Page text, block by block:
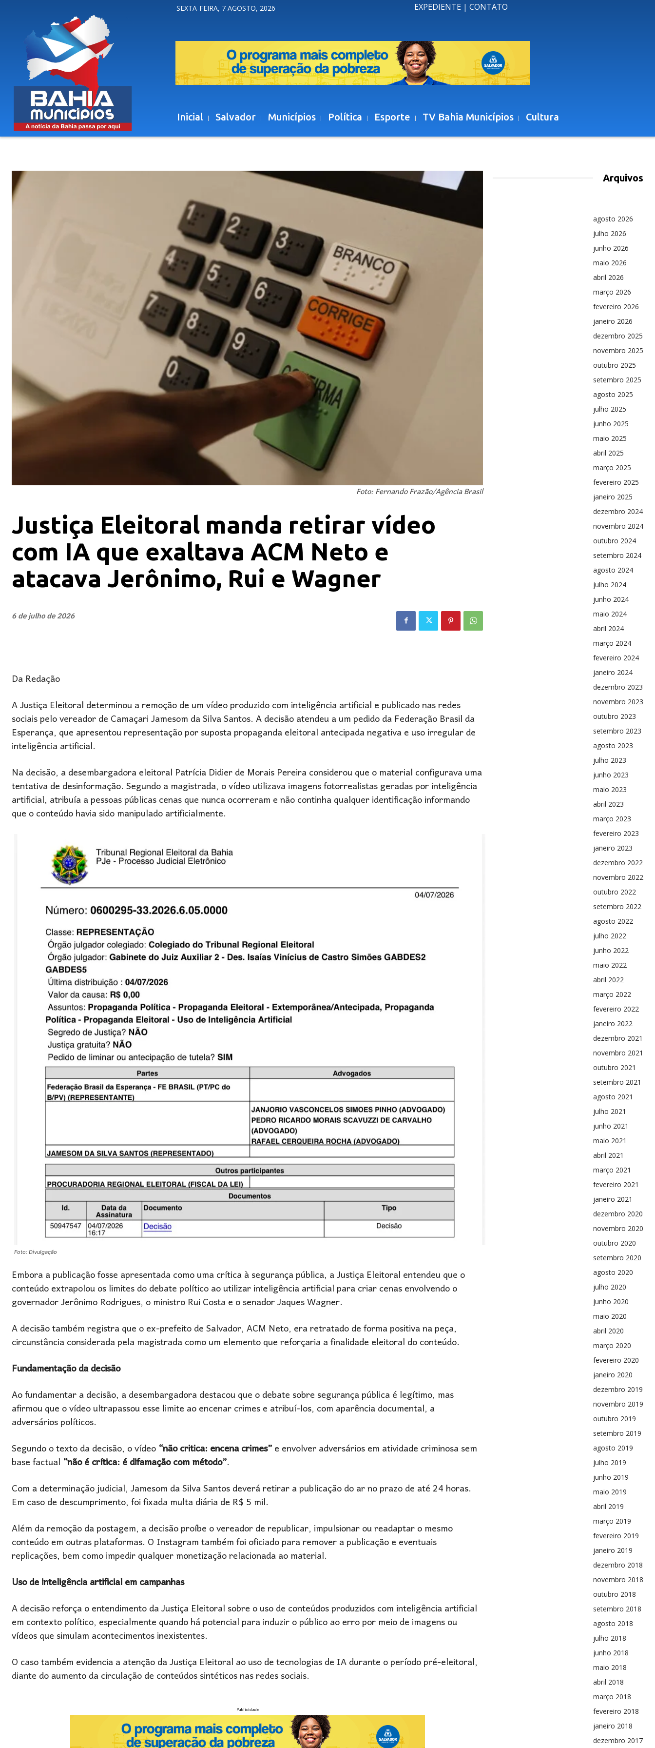
SEXTA-FEIRA, 7 AGOSTO, 2026 EXPEDIENTE | CONTATO
Inicial Salvador Municípios Política Esporte TV Bahia Municípios Cultura
Foto: Fernando Frazão/Agência Brasil
Justiça Eleitoral manda retirar vídeo
com IA que exaltava ACM Neto e
atacava Jerônimo, Rui e Wagner
6 de julho de 2026
Da Redação
A Justiça Eleitoral determinou a remoção de um vídeo produzido com inteligência artificial e publicado nas redes
sociais pelo vereador de Camaçari Jamesom da Silva Santos. A decisão atendeu a um pedido da Federação Brasil da
Esperança, que apresentou representação por suposta propaganda eleitoral antecipada negativa e uso irregular de
inteligência artificial.
Na decisão, a desembargadora eleitoral Patrícia Didier de Morais Pereira considerou que o material configurava uma
tentativa de desinformação. Segundo a magistrada, o vídeo utilizava imagens fotorrealistas geradas por inteligência
artificial, atribuía a pessoas públicas cenas que nunca ocorreram e não continha qualquer identificação informando
que o conteúdo havia sido manipulado artificialmente.
Foto: Divulgação
Embora a publicação fosse apresentada como uma crítica à segurança pública, a Justiça Eleitoral entendeu que o
conteúdo extrapolou os limites do debate político ao utilizar inteligência artificial para criar cenas envolvendo o
governador Jerônimo Rodrigues, o ministro Rui Costa e o senador Jaques Wagner.
A decisão também registra que o ex-prefeito de Salvador, ACM Neto, era retratado de forma positiva na peça,
circunstância considerada pela magistrada como um elemento que reforçaria a finalidade eleitoral do conteúdo.
Fundamentação da decisão
Ao fundamentar a decisão, a desembargadora destacou que o debate sobre segurança pública é legítimo, mas
afirmou que o vídeo ultrapassou esse limite ao encenar crimes e atribuí-los, com aparência documental, a
adversários políticos.
Segundo o texto da decisão, o vídeo“não critica: encena crimes”e envolver adversários em atividade criminosa sem
base factual“não é crítica: é difamação com método”.
Com a determinação judicial, Jamesom da Silva Santos deverá retirar a publicação do ar no prazo de até 24 horas.
Em caso de descumprimento, foi fixada multa diária de R$ 5 mil.
Além da remoção da postagem, a decisão proíbe o vereador de republicar, impulsionar ou readaptar o mesmo
conteúdo em outras plataformas. O Instagram também foi oficiado para remover a publicação e eventuais
replicações, bem como impedir qualquer monetização relacionada ao material.
Uso de inteligência artificial em campanhas
A decisão reforça o entendimento da Justiça Eleitoral sobre o uso de conteúdos produzidos com inteligência artificial
em contexto político, especialmente quando há potencial para induzir o público ao erro por meio de imagens ou
vídeos que simulam acontecimentos inexistentes.
O caso também evidencia a atenção da Justiça Eleitoral ao uso de tecnologias de IA durante o período pré-eleitoral,
diante do aumento da circulação de conteúdos sintéticos nas redes sociais.
Publicidade
Arquivos
agosto 2026
julho 2026
junho 2026
maio 2026
abril 2026
março 2026
fevereiro 2026
janeiro 2026
dezembro 2025
novembro 2025
outubro 2025
setembro 2025
agosto 2025
julho 2025
junho 2025
maio 2025
abril 2025
março 2025
fevereiro 2025
janeiro 2025
dezembro 2024
novembro 2024
outubro 2024
setembro 2024
agosto 2024
julho 2024
junho 2024
maio 2024
abril 2024
março 2024
fevereiro 2024
janeiro 2024
dezembro 2023
novembro 2023
outubro 2023
setembro 2023
agosto 2023
julho 2023
junho 2023
maio 2023
abril 2023
março 2023
fevereiro 2023
janeiro 2023
dezembro 2022
novembro 2022
outubro 2022
setembro 2022
agosto 2022
julho 2022
junho 2022
maio 2022
abril 2022
março 2022
fevereiro 2022
janeiro 2022
dezembro 2021
novembro 2021
outubro 2021
setembro 2021
agosto 2021
julho 2021
junho 2021
maio 2021
abril 2021
março 2021
fevereiro 2021
janeiro 2021
dezembro 2020
novembro 2020
outubro 2020
setembro 2020
agosto 2020
julho 2020
junho 2020
maio 2020
abril 2020
março 2020
fevereiro 2020
janeiro 2020
dezembro 2019
novembro 2019
outubro 2019
setembro 2019
agosto 2019
julho 2019
junho 2019
maio 2019
abril 2019
março 2019
fevereiro 2019
janeiro 2019
dezembro 2018
novembro 2018
outubro 2018
setembro 2018
agosto 2018
julho 2018
junho 2018
maio 2018
abril 2018
março 2018
fevereiro 2018
janeiro 2018
dezembro 2017